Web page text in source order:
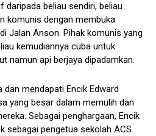
daripada beliau sendiri, beliau
komunis dengan membuka
Jalan Anson. Pihak komunis yang
kemudiannya cuba untuk
namun api berjaya dipadamkan.
mendapati Encik Edward
yang besar dalam memulih dan
Sebagai penghargaan, Encik
sebagai pengetua sekolah ACS